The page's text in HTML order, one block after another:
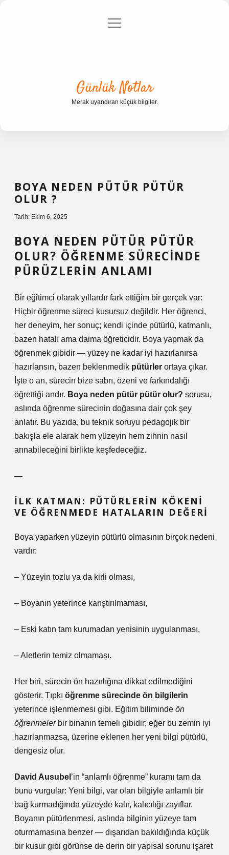
Gizlilik Politikası
menüyü
Günlük Notlar
Merak uyandıran küçük bilgiler.
BOYA NEDEN PÜTÜR PÜTÜR
OLUR ?
Tarih: Ekim 6, 2025
BOYA NEDEN PÜTÜR PÜTÜR
OLUR? ÖĞRENME SÜRECINDE
PÜRÜZLERIN ANLAMI
Bir eğitimci olarak yıllardır fark ettiğim bir gerçek var:
Hiçbir öğrenme süreci kusursuz değildir. Her öğrenci,
her deneyim, her sonuç; kendi içinde pütürlü, katmanlı,
bazen hatalı ama daima öğreticidir. Boya yapmak da
öğrenmek gibidir — yüzey ne kadar iyi hazırlanırsa
hazırlansın, bazen beklenmedik pütürler ortaya çıkar.
İşte o an, sürecin bize sabrı, özeni ve farkındalığı
öğrettiği andır. Boya neden pütür pütür olur? sorusu,
aslında öğrenme sürecinin doğasına dair çok şey
anlatır. Bu yazıda, bu teknik soruyu pedagojik bir
bakışla ele alarak hem yüzeyin hem zihnin nasıl
arınabileceğini birlikte keşfedeceğiz.
—
İLK KATMAN: PÜTÜRLERIN KÖKENI
VE ÖĞRENMEDE HATALARIN DEĞERI
Boya yaparken yüzeyin pütürlü olmasının birçok nedeni
vardır:
– Yüzeyin tozlu ya da kirli olması,
– Boyanın yeterince karıştırılmaması,
– Eski katın tam kurumadan yenisinin uygulanması,
– Aletlerin temiz olmaması.
Her biri, sürecin ön hazırlığına dikkat edilmediğini
gösterir. Tıpkı öğrenme sürecinde ön bilgilerin
yeterince işlenmemesi gibi. Eğitim biliminde ön
öğrenmelerbir binanın temeli gibidir; eğer bu zemin iyi
hazırlanmazsa, üzerine eklenen her yeni bilgi pütürlü,
dengesiz olur.
David Ausubel ’in “anlamlı öğrenme” kuramı tam da
bunu vurgular: Yeni bilgi, var olan bilgiyle anlamlı bir
bağ kurmadığında yüzeyde kalır, kalıcılığı zayıflar.
Boyanın pütürlenmesi, aslında bilginin yüzeye tam
oturmamasına benzer — dışarıdan bakıldığında küçük
bir kusur gibi görünse de derin bir yapısal sorunu işaret